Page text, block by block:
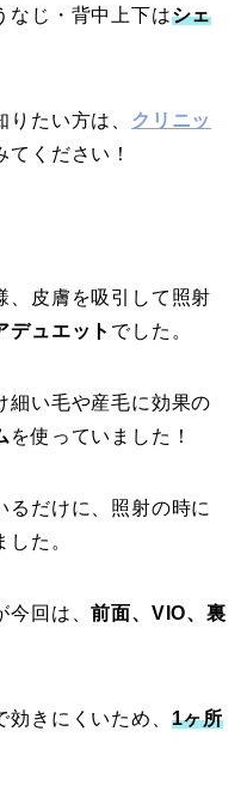
なじ・背中上下はシェ
たい方は、 クリニッ
てください！
、皮膚を吸引して照射
デュエット でした。
細い毛や産毛に効果の
を使っていました！
るだけに、照射の時に
た。
今回は、前面、 VIO、裏
きにくいため、 1ヶ所